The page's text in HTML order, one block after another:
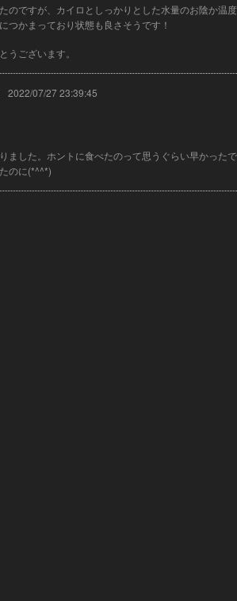
のですが、カイロとしっかりとした水量のお陰か温
つかまっており状態も良さそうです！
うございます。
2022/07/27 23:39:45
ました。ホントに食べたのって思うぐらい早かった
のに(*^^*)